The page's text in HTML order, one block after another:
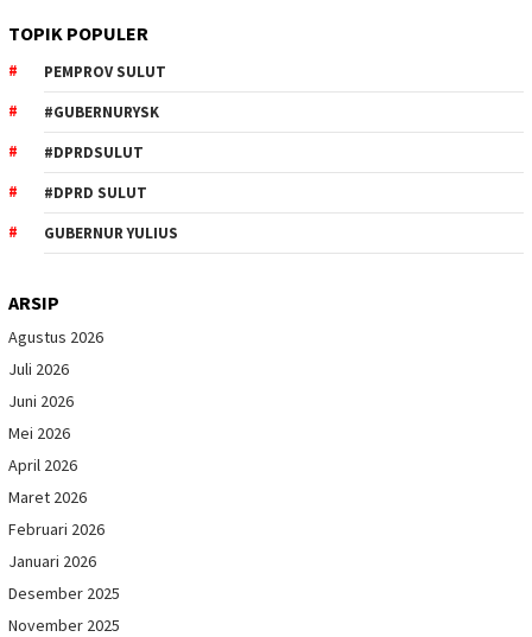
TOPIK POPULER
PEMPROV SULUT
#GUBERNURYSK
#DPRDSULUT
#DPRD SULUT
GUBERNUR YULIUS
ARSIP
Agustus 2026
Juli 2026
Juni 2026
Mei 2026
April 2026
Maret 2026
Februari 2026
Januari 2026
Desember 2025
November 2025